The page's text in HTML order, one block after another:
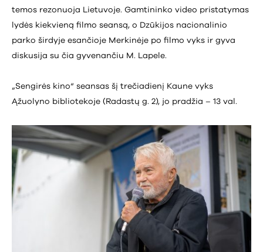
temos rezonuoja Lietuvoje. Gamtininko video pristatymas
lydės kiekvieną filmo seansą, o Dzūkijos nacionalinio
parko širdyje esančioje Merkinėje po filmo vyks ir gyva
diskusija su čia gyvenančiu M. Lapele.
„Sengirės kino“ seansas šį trečiadienį Kaune vyks
Ąžuolyno bibliotekoje (Radastų g. 2), jo pradžia – 13 val.